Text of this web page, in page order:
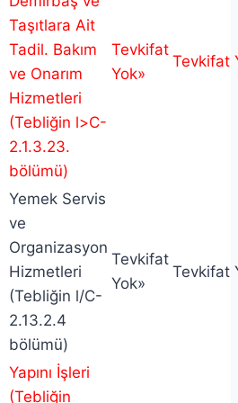
Taşıtlara Ait
Tadil. Bakım
ve Onarım
Hizmetleri
(Tebliğin l>C-
2.1.3.23.
bölümü)
Tevkifat
Yok»
Tevkifat
Yemek Servis
ve
Organizasyon
Hizmetleri
(Tebliğin l/C-
2.13.2.4
bölümü)
Tevkifat
Yok»
Tevkifat
Yapını İşleri
(Tebliğin